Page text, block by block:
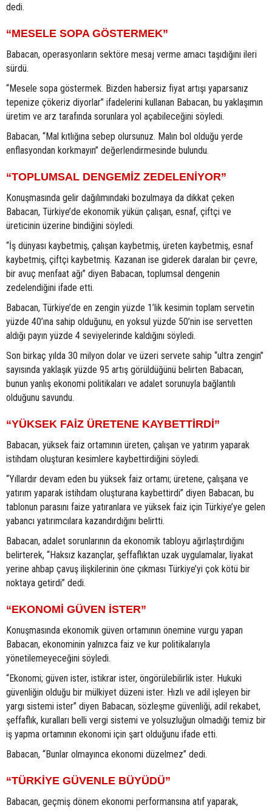
dedi.
“MESELE SOPA GÖSTERMEK”
Babacan, operasyonların sektöre mesaj verme amacı taşıdığını ileri
sürdü.
“Mesele sopa göstermek. Bizden habersiz fiyat artışı yaparsanız
tepenize çökeriz diyorlar” ifadelerini kullanan Babacan, bu yaklaşımın
üretim ve arz tarafında sorunlara yol açabileceğini söyledi.
Babacan, “Mal kıtlığına sebep olursunuz. Malın bol olduğu yerde
enflasyondan korkmayın” değerlendirmesinde bulundu.
“TOPLUMSAL DENGEMİZ ZEDELENİYOR”
Konuşmasında gelir dağılımındaki bozulmaya da dikkat çeken
Babacan, Türkiye’de ekonomik yükün çalışan, esnaf, çiftçi ve
üreticinin üzerine bindiğini söyledi.
“İş dünyası kaybetmiş, çalışan kaybetmiş, üreten kaybetmiş, esnaf
kaybetmiş, çiftçi kaybetmiş. Kazanan ise giderek daralan bir çevre,
bir avuç menfaat ağı” diyen Babacan, toplumsal dengenin
zedelendiğini ifade etti.
Babacan, Türkiye’de en zengin yüzde 1’lik kesimin toplam servetin
yüzde 40’ına sahip olduğunu, en yoksul yüzde 50’nin ise servetten
aldığı payın yüzde 4 seviyelerinde kaldığını söyledi.
Son birkaç yılda 30 milyon dolar ve üzeri servete sahip “ultra zengin”
sayısında yaklaşık yüzde 95 artış görüldüğünü belirten Babacan,
bunun yanlış ekonomi politikaları ve adalet sorunuyla bağlantılı
olduğunu savundu.
“YÜKSEK FAİZ ÜRETENE KAYBETTİRDİ”
Babacan, yüksek faiz ortamının üreten, çalışan ve yatırım yaparak
istihdam oluşturan kesimlere kaybettirdiğini söyledi.
“Yıllardır devam eden bu yüksek faiz ortamı; üretene, çalışana ve
yatırım yaparak istihdam oluşturana kaybettirdi” diyen Babacan, bu
tablonun parasını faize yatıranlara ve yüksek faiz için Türkiye’ye gelen
yabancı yatırımcılara kazandırdığını belirtti.
Babacan, adalet sorunlarının da ekonomik tabloyu ağırlaştırdığını
belirterek, “Haksız kazançlar, şeffaflıktan uzak uygulamalar, liyakat
yerine ahbap çavuş ilişkilerinin öne çıkması Türkiye’yi çok kötü bir
noktaya getirdi” dedi.
“EKONOMİ GÜVEN İSTER”
Konuşmasında ekonomik güven ortamının önemine vurgu yapan
Babacan, ekonominin yalnızca faiz ve kur politikalarıyla
yönetilemeyeceğini söyledi.
“Ekonomi; güven ister, istikrar ister, öngörülebilirlik ister. Hukuki
güvenliğin olduğu bir mülkiyet düzeni ister. Hızlı ve adil işleyen bir
yargı sistemi ister” diyen Babacan, sözleşme güvenliği, adil rekabet,
şeffaflık, kuralları belli vergi sistemi ve yolsuzluğun olmadığı temiz bir
iş yapma ortamının ekonomi için şart olduğunu ifade etti.
Babacan, “Bunlar olmayınca ekonomi düzelmez” dedi.
“TÜRKİYE GÜVENLE BÜYÜDÜ”
Babacan, geçmiş dönem ekonomi performansına atıf yaparak,